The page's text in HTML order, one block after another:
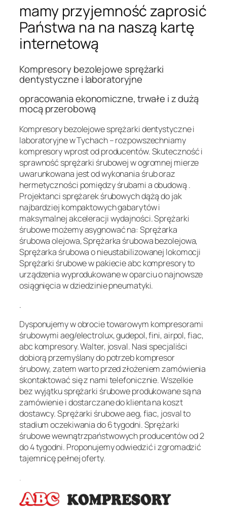
mamy przyjemność zaprosić
Państwa na na naszą kartę
internetową
Kompresory bezolejowe sprężarki
dentystyczne i laboratoryjne
opracowania ekonomiczne, trwałe i z dużą
mocą przerobową
Kompresory bezolejowe sprężarki dentystyczne i
laboratoryjne w Tychach – rozpowszechniamy
kompresory wprost od producentów. Skuteczność i
sprawność sprężarki śrubowej w ogromnej mierze
uwarunkowana jest od wykonania śrub oraz
hermetyczności pomiędzy śrubami a obudową .
Projektanci sprężarek śrubowych dążą do jak
najbardziej kompaktowych gabarytów i
maksymalnej akceleracji wydajności. Sprężarki
śrubowe możemy asygnować na: Sprężarka
śrubowa olejowa, Sprężarka śrubowa bezolejowa,
Sprężarka śrubowa o nieustabilizowanej lokomocji
Sprężarki śrubowe w pakiecie abc kompresory to
urządzenia wyprodukowane w oparciu o najnowsze
osiągnięcia w dziedzinie pneumatyki.
.
Dysponujemy w obrocie towarowym kompresorami
śrubowymi aeg/electrolux, gudepol, fini, airpol, fiac,
abc kompresory. Walter, josval. Nasi specjaliści
dobiorą przemyślany do potrzeb kompresor
śrubowy, zatem warto przed złożeniem zamówienia
skontaktować się z nami telefonicznie. Wszelkie
bez wyjątku sprężarki śrubowe produkowane są na
zamówienie i dostarczane do klienta na koszt
dostawcy. Sprężarki śrubowe aeg, fiac, josval to
stadium oczekiwania do 6 tygodni. Sprężarki
śrubowe wewnątrzpaństwowych producentów od 2
do 4 tygodni. Proponujemy odwiedzić i zgromadzić
tajemnicę pełnej oferty.
.